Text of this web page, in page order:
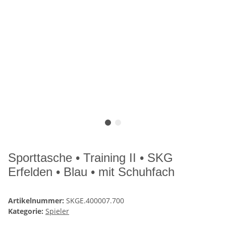
Sporttasche • Training II • SKG
Erfelden • Blau • mit Schuhfach
Artikelnummer: SKGE.400007.700
Kategorie: Spieler